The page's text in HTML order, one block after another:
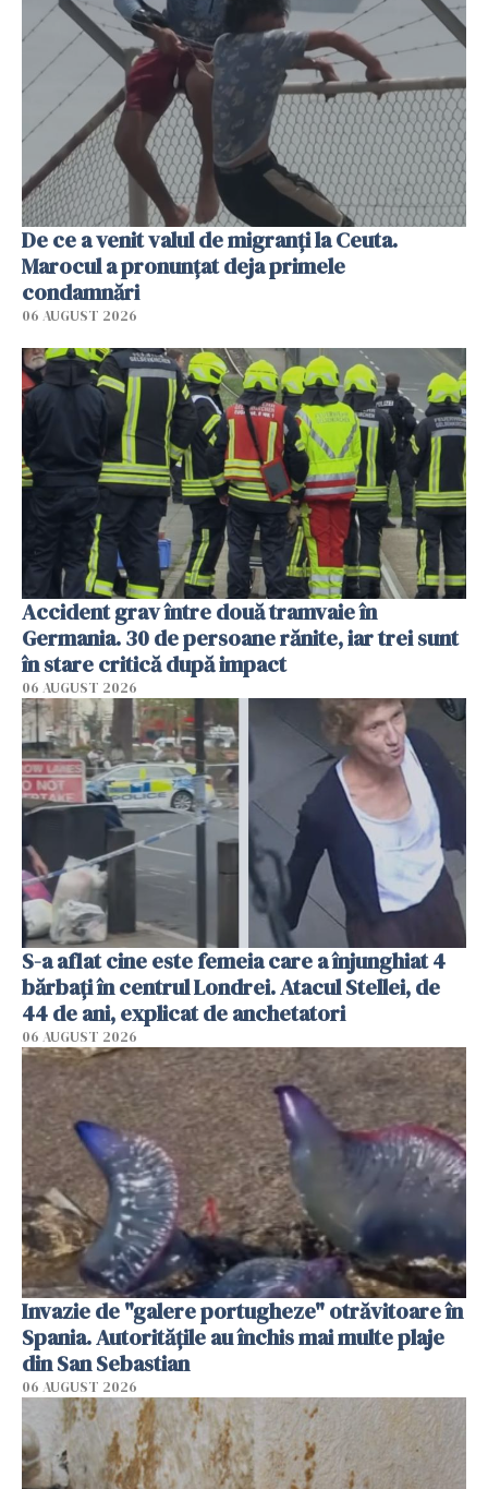
De ce a venit valul de migranți la Ceuta.
Marocul a pronunțat deja primele
condamnări
06 AUGUST 2026
Accident grav între două tramvaie în
Germania. 30 de persoane rănite, iar trei sunt
în stare critică după impact
06 AUGUST 2026
S-a aflat cine este femeia care a înjunghiat 4
bărbați în centrul Londrei. Atacul Stellei, de
44 de ani, explicat de anchetatori
06 AUGUST 2026
Invazie de "galere portugheze" otrăvitoare în
Spania. Autoritățile au închis mai multe plaje
din San Sebastian
06 AUGUST 2026